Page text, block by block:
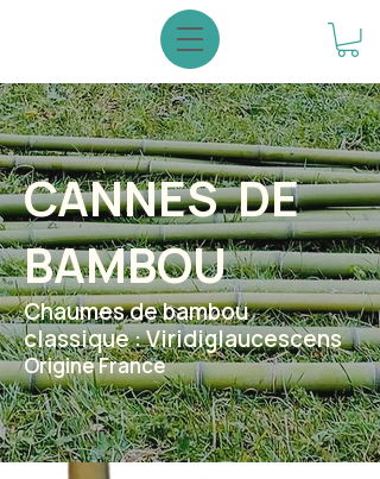
CANNES DE
BAMBOU
Chaumes de bambou
classique : Viridiglaucescens
Origine France